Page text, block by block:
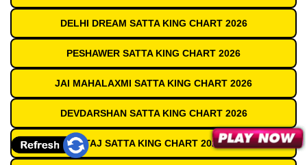
DELHI DREAM SATTA KING CHART 2026
PESHAWER SATTA KING CHART 2026
JAI MAHALAXMI SATTA KING CHART 2026
DEVDARSHAN SATTA KING CHART 2026
TAJ SATTA KING CHART 2026